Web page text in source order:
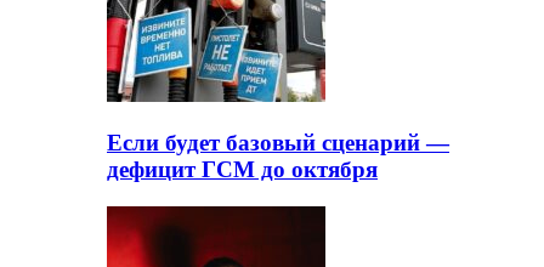
Если будет базовый сценарий —
дефицит ГСМ до октября